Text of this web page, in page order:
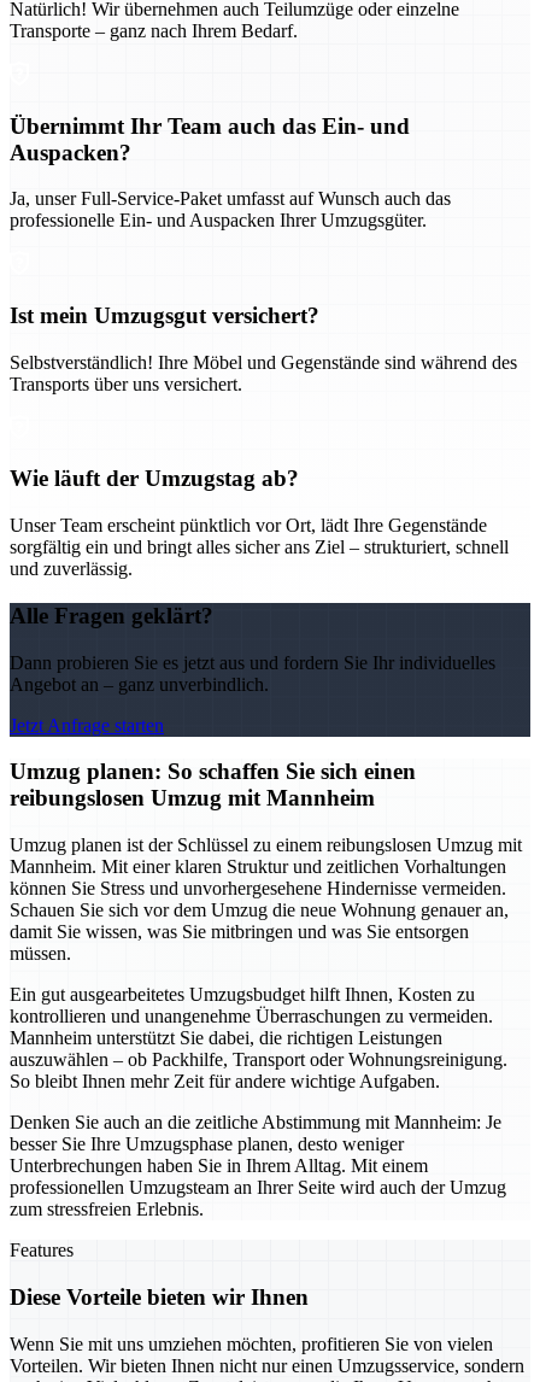
Natürlich! Wir übernehmen auch Teilumzüge oder einzelne
Transporte – ganz nach Ihrem Bedarf.
Übernimmt Ihr Team auch das Ein- und
Auspacken?
Ja, unser Full-Service-Paket umfasst auf Wunsch auch das
professionelle Ein- und Auspacken Ihrer Umzugsgüter.
Ist mein Umzugsgut versichert?
Selbstverständlich! Ihre Möbel und Gegenstände sind während des
Transports über uns versichert.
Wie läuft der Umzugstag ab?
Unser Team erscheint pünktlich vor Ort, lädt Ihre Gegenstände
sorgfältig ein und bringt alles sicher ans Ziel – strukturiert, schnell
und zuverlässig.
Alle Fragen geklärt?
Dann probieren Sie es jetzt aus und fordern Sie Ihr individuelles
Angebot an – ganz unverbindlich.
Jetzt Anfrage starten
Umzug planen: So schaffen Sie sich einen
reibungslosen Umzug mit Mannheim
Umzug planen ist der Schlüssel zu einem reibungslosen Umzug mit
Mannheim. Mit einer klaren Struktur und zeitlichen Vorhaltungen
können Sie Stress und unvorhergesehene Hindernisse vermeiden.
Schauen Sie sich vor dem Umzug die neue Wohnung genauer an,
damit Sie wissen, was Sie mitbringen und was Sie entsorgen
müssen.
Ein gut ausgearbeitetes Umzugsbudget hilft Ihnen, Kosten zu
kontrollieren und unangenehme Überraschungen zu vermeiden.
Mannheim unterstützt Sie dabei, die richtigen Leistungen
auszuwählen – ob Packhilfe, Transport oder Wohnungsreinigung.
So bleibt Ihnen mehr Zeit für andere wichtige Aufgaben.
Denken Sie auch an die zeitliche Abstimmung mit Mannheim: Je
besser Sie Ihre Umzugsphase planen, desto weniger
Unterbrechungen haben Sie in Ihrem Alltag. Mit einem
professionellen Umzugsteam an Ihrer Seite wird auch der Umzug
zum stressfreien Erlebnis.
Features
Diese Vorteile bieten wir Ihnen
Wenn Sie mit uns umziehen möchten, profitieren Sie von vielen
Vorteilen. Wir bieten Ihnen nicht nur einen Umzugsservice, sondern